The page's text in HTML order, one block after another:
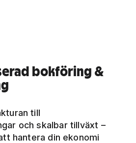
bokföring &
till
och skalbar tillväxt –
hantera din ekonomi